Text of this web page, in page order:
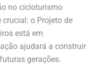
no cicloturismo
o Projeto de
está em
ajudará a construir
gerações.